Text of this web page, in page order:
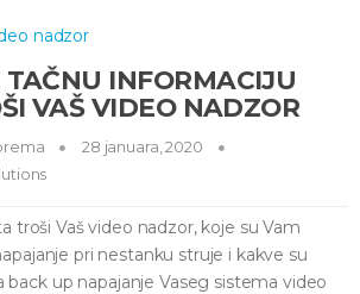
INFORMACIJU
VAŠ VIDEO NADZOR
28 januara, 2020
troši Vaš video nadzor, koje su Vam
pri nestanku struje i kakve su
up napajanje Vaseg sistema video